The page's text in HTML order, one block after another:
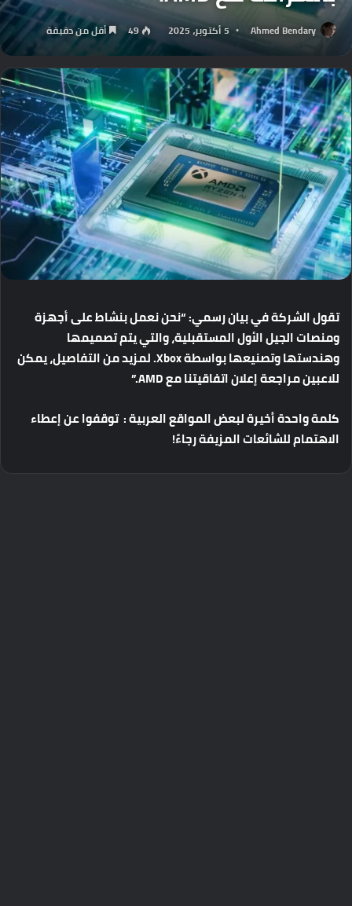
Ahmed Bendary 5 أكتوبر، 2025 49 أقل من دقيقة
تقولالشركةفيبيانرسمي: “نحننعملبنشاطعلىأجهزة
ومنصاتالجيلالأولالمستقبلية،والتييتمتصميمها
وهندستهاوتصنيعهابواسطةXbox
.لمزيدمنالتفاصيل،يمكن
للاعبينمراجعةإعلاناتفاقيتنامعAMD
.”
كلمةواحدةأخيرةلبعضالمواقعالعربية: توقفواعنإعطاء
الاهتمامللشائعاتالمزيفةرجاءً!